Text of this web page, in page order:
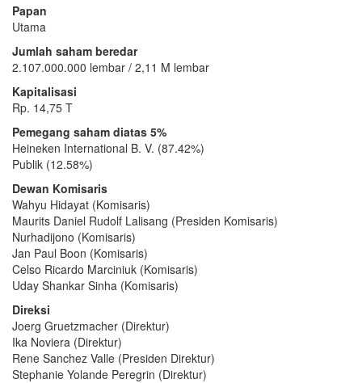
Papan
Utama
Jumlah saham beredar
2.107.000.000 lembar / 2,11 M lembar
Kapitalisasi
Rp. 14,75 T
Pemegang saham diatas 5%
Heineken International B. V. (87.42%)
Publik (12.58%)
Dewan Komisaris
Wahyu Hidayat (Komisaris)
Maurits Daniel Rudolf Lalisang (Presiden Komisaris)
Nurhadijono (Komisaris)
Jan Paul Boon (Komisaris)
Celso Ricardo Marciniuk (Komisaris)
Uday Shankar Sinha (Komisaris)
Direksi
Joerg Gruetzmacher (Direktur)
Ika Noviera (Direktur)
Rene Sanchez Valle (Presiden Direktur)
Stephanie Yolande Peregrin (Direktur)